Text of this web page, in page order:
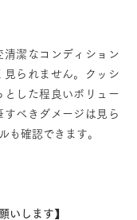
潔なコンディション
見られません。クッシ
とした程良いボリュー
べきダメージは見ら
も確認できます。
いします】